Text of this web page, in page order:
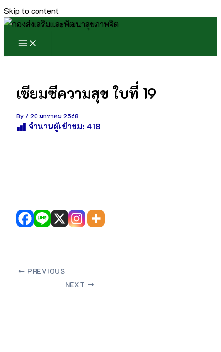
Skip to content
เซียมซีความสุข ใบที่ 19
By /20 มกราคม 2568
จำนวนผู้เข้าชม: 418
PREVIOUS
NEXT